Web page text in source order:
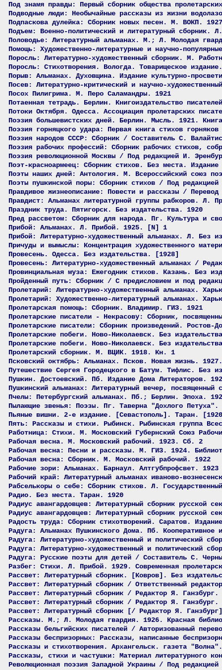
Под знамя правды: Первый сборник общества
Подводные люди: Необычайные рассказы из жизни
Подпаскова дулейка: Сборник новых песен. М. ВОКП.
Подъем: Военно-политический и литературный сборник.
Половодье: Литературный альманах. М.; Л. Молодая
Помощь: Художественно-литературные и научно-
Поросль: Литературно-художественный сборник. М.
Поросль: Стихотворения. Вологда. Товарищеское
Порыв: Альманах. Духовщина. Издание культурно-
Посев: Литературно-критический и научно-
Посох Пилигрима. М. Перо Саламандры. 1921
Потаенная тетрадь. Берлин. Книгоиздательство
Потоки Октября. Одесса. Ассоциация пролетарских
Поэзия большевистских дней. Берлин. Мысль. 1921.
Поэзия горняцкого удара: Первая книга стихов
Поэзия народов СССР: Сборник / Составитель С.
Поэзия рабочих профессий: Сборник рабочих стихов,
Поэзия революционной Москвы / Под редакцией И.
Поэт-красноармеец: Сборник стихов. Без места.
Поэты наших дней: Антология. М. Всероссийский союз
Поэты пушкинской поры: Сборник стихов / Под
Правдивое жизнеописание: Повести и рассказы /
Правдист: Альманах литературной группы рабкоров. Л.
Праздник труда. Пятигорск. Без издательства. 1920
Пред рассветом: Сборник для народа. Пг. Культура и
Прибой: Альманах. Л. Прибой. 1925. [N] 1
Прибой: Литературно-художественный альманах. Л. Без
Причуды и вымыслы: Концентрация художественного
Провесень. Одесса. Без издательства. [1928]
Провесень: Литературно-художественный альманах /
Провинциальная муза: Ежегодник стихов. Казань. Без
Пройденный путь: Сборник / С предисловием и под
Пролетарий: Литературно-художественный альманах.
Пролетарий: Художественно-литературный альманах.
Пролетарская помощь: Сборник. Владимир. ГИЗ. 1921
Пролетарские писатели - Некрасову: Сборник,
Пролетарские писатели: Сборник произведений.
Пролетарские побеги. Ново-Николаевск. Без
Пролетарские побеги. Ново-Николаевск. Без
Пролетарский сборник. М. ВЦИК. 1918. Кн. 1
Псковский октябрь: Альманах. Псков. Новая жизнь.
Путешествие Сергея Городецкого в Батум. Тифлис. Без
Пушкин. Достоевский. Пб. Издание Дома Литераторов.
Пушкинский альманах: Литературный вечер,
Пчелы: Петербургский альманах. Пб.; Берлин. Эпоха.
Пылающие звенья: Поэзы. Пг. Таверна "Дохлого Петуха".
Пьяные вишни. 2-е издание. [Севастополь]. Таран.
Пять: Рассказы и стихи. Рыбинск. Рыбинская группа
Работница: Стихи. М. Московский Губернский Союз
Рабочая весна. М. Московский рабочий. 1923. Сб. 2
Рабочая весна: Песни и рассказы. М. ГИЗ. 1924.
Рабочая весна: Сборник. М. Московский рабочий. 1922
Рабочие зори: Альманах. Барнаул. Алтгубпрофсвет. 1923
Рабочий край: Литературный альманах иваново-
Рабселькоры о себе: Сборник стихов. Л.
Радио. Без места. Таран. 1920
Радиус авангардовцев: Литературный сборник русской
Радиус авангардовцев: Литературный сборник русской
Радость труда: Сборник стихотворений. Саратов.
Радуга: Альманах Пушкинского Дома. Пб. Кооперативное
Радуга: Литературно-художественный и политический
Радуга: Литературно-художественный и политический
Радуга: Русские поэты для детей / Составитель С.
Разбег: Стихи. Л. Прибой. 1929. Современная
Рассвет: Литературный сборник. [Ковров]. Без
Рассвет: Литературный сборник / Ответственный
Рассвет: Литературный сборник / Редактор Я.
Рассвет: Литературный сборник / Редактор Я.
Рассвет: Литературный сборник [/ Редактор Я.
Рассказы. М.; Л. Молодая гвардия. 1926. Красная
Рассказы бельгийских писателей / Авторизованный
Рассказы беспризорных: Рассказы, написанные
Рассказы и стихотворения. Архангельск. газета
Рассказы, стихи и частушки: Материал литературного
Революционная поэзия Западной Украины / Под